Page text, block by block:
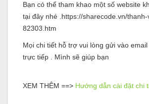
Bạn có thể tham khao một số website
tại đây nhé .https://sharecode.vn/thanh-
82303.htm
Mọi chi tiết hỗ trợ vui lòng gửi vào
trực tiếp . Mình sẽ giúp bạn
XEM THÊM ==> Hướng dẫn cài đặt chi